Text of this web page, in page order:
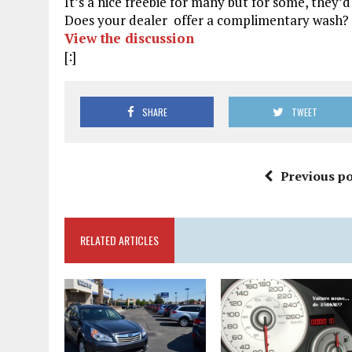
Does your dealer offer a complimentary
View the discussion
[:]
SHARE TWEET
Previous
RELATED ARTICLES